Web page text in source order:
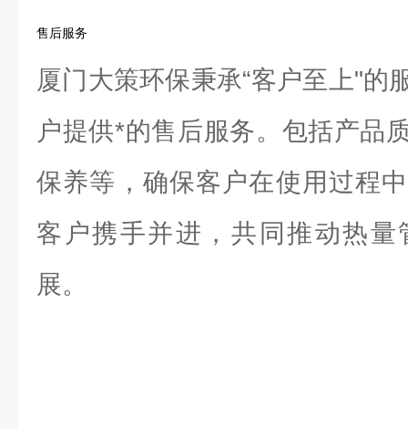
售后服务
厦门大策环保秉承“客户至上"的
户提供*的售后服务。包括产品
保养等，确保客户在使用过程
客户携手并进，共同推动热
展。